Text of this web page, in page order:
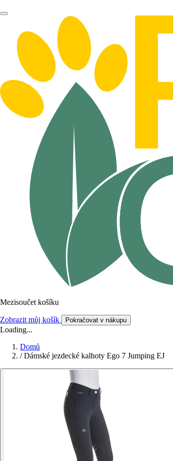
Mezisoučet košíku
Zobrazit můj košík Pokračovat v nákupu
Loading...
Domů
/ Dámské jezdecké kalhoty Ego 7 Jumping EJ